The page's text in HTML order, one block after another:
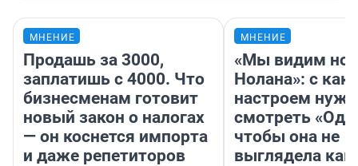
МНЕНИЕ
Продашь за 3000,
заплатишь с 4000. Что
бизнесменам готовит
новый закон о налогах
— он коснется импорта
и даже репетиторов
МНЕНИЕ
«Мы видим
Нолана»: с
настроем
смотреть
чтобы она не
выглядела как